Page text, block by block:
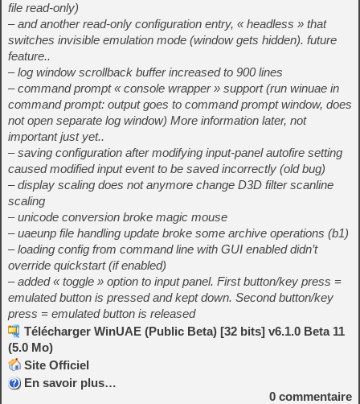
file read-only)
– and another read-only configuration entry, « headless » that
switches invisible emulation mode (window gets hidden). future
feature..
– log window scrollback buffer increased to 900 lines
– command prompt « console wrapper » support (run winuae in
command prompt: output goes to command prompt window, does
not open separate log window) More information later, not
important just yet..
– saving configuration after modifying input-panel autofire setting
caused modified input event to be saved incorrectly (old bug)
– display scaling does not anymore change D3D filter scanline
scaling
– unicode conversion broke magic mouse
– uaeunp file handling update broke some archive operations (b1)
– loading config from command line with GUI enabled didn’t
override quickstart (if enabled)
– added « toggle » option to input panel. First button/key press =
emulated button is pressed and kept down. Second button/key
press = emulated button is released
Télécharger WinUAE (Public Beta) [32 bits] v6.1.0 Beta 11
(5.0 Mo)
Site Officiel
En savoir plus…
0 commentaire